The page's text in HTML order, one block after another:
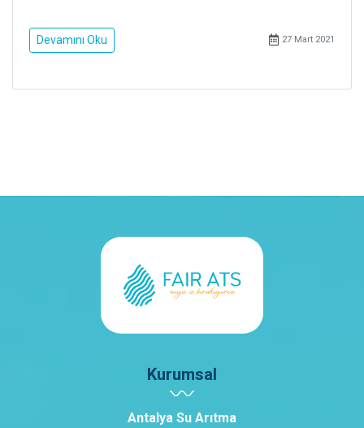
Devamını Oku 27 Mart 2021
Kurumsal
Antalya Su Arıtma